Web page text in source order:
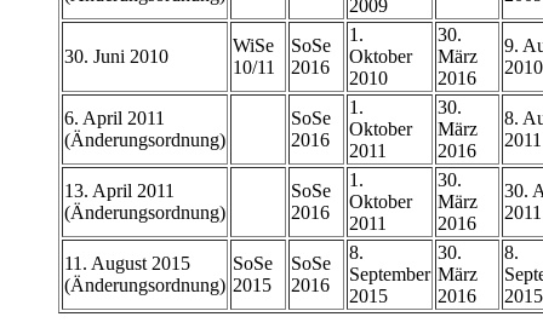
2009
30. Juni 2010
WiSe
10/11
SoSe
2016
1.
Oktober
2010
30.
März
2016
9.
2010
6. April 2011
(Änderungsordnung)
SoSe
2016
1.
Oktober
2011
30.
März
2016
8.
2011
13. April 2011
(Änderungsordnung)
SoSe
2016
1.
Oktober
2011
30.
März
2016
30.
2011
11. August 2015
(Änderungsordnung)
SoSe
2015
SoSe
2016
8.
September
2015
30.
März
2016
8.
2015